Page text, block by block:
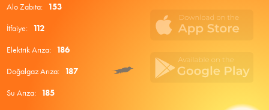
Alo Zabıta: 153
İtfaiye: 112
Elektrik Arıza: 186
Doğalgaz Arıza: 187
Su Arıza: 185